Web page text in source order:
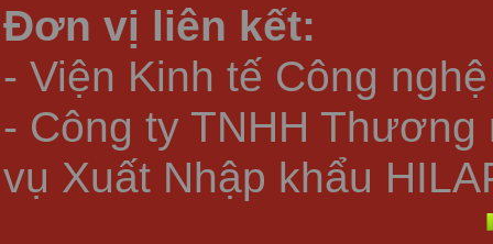
Đơn vị liên kết:
- Viện Kinh tế Công
- Công ty TNHH Thương
vụ Xuất Nhập khẩu